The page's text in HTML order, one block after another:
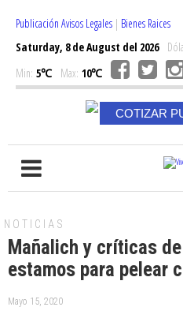
Publicación Avisos Legales | Bienes Raices
Saturday, 8 de August del 2026
Min: 5℃ Max: 10℃
COTIZAR
NOTICIAS
Mañalich y críticas
estamos para pelear
Mayo 15, 2020